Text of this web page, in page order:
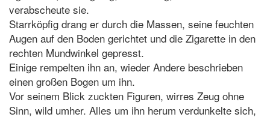
verabscheute sie.
Starrköpfig drang er durch die Massen, seine feuchten
Augen auf den Boden gerichtet und die Zigarette in den
rechten Mundwinkel gepresst.
Einige rempelten ihn an, wieder Andere beschrieben
einen großen Bogen um ihn.
Vor seinem Blick zuckten Figuren, wirres Zeug ohne
Sinn, wild umher. Alles um ihn herum verdunkelte sich,